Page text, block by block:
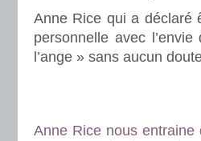
Anne Rice qui a déclaré
personnelle avec
l’ange » sans aucun
Anne Rice nous